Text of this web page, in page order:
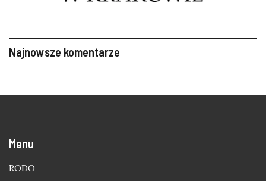
Najnowsze komentarze
Menu
RODO